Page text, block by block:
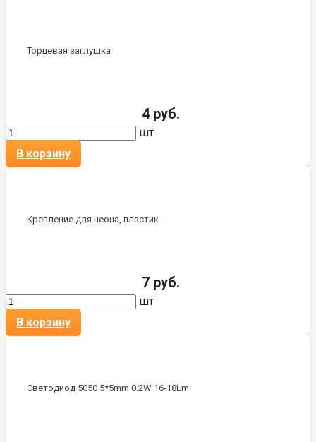
Торцевая заглушка
4 руб.
шт
В корзину
Крепление для неона, пластик
7 руб.
шт
В корзину
Светодиод 5050 5*5mm 0.2W 16-18Lm